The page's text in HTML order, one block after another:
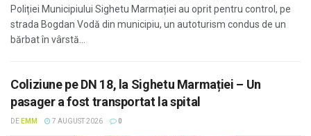
Poliției Municipiului Sighetu Marmației au oprit pentru control, pe
strada Bogdan Vodă din municipiu, un autoturism condus de un
bărbat în vârstă...
Coliziune pe DN 18, la Sighetu Marmației – Un
pasager a fost transportat la spital
DE EMM 7 AUGUST 2026 0